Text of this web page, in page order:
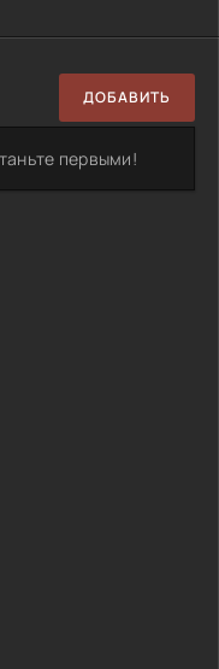
ДОБАВИТЬ
первыми!